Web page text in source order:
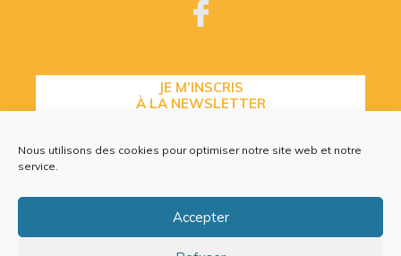
Nous utilisons des cookies pour optimiser notre site web et notre
service.
Accepter
JE M’INSCRIS
À LA NEWSLETTER